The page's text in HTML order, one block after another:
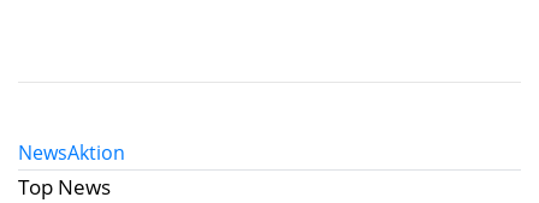
NewsAktion
Top News